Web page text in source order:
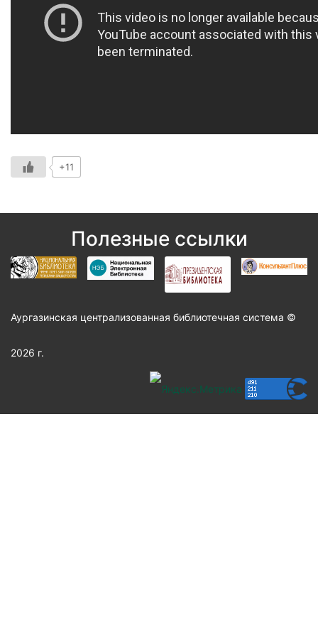
+11
Полезные ссылки
Аургазинская централизованная библиотечная система ©
2026 г.